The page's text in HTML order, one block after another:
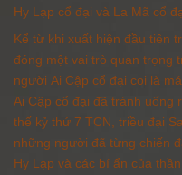
Hy Lạp cổ đại và La Mã cổ
Kể từ khi xuất hiện đầu tiên
đóng một vai trò quan trọng
người Ai Cập cổ đại coi là
Ai Cập cổ đại đã tránh uống
thế kỷ thứ 7 TCN, triều đại
những người đã từng chiến
Hy Lạp và các bí ẩn của